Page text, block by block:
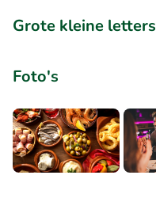
Grote kleine letters
Foto's